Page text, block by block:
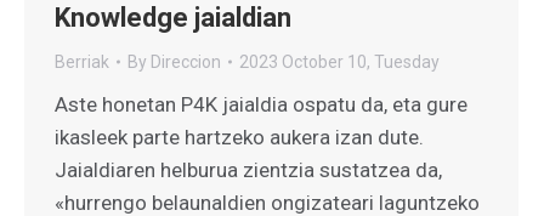
Knowledge jaialdian
Berriak By Direccion 2023 October 10, Tuesday
Aste honetan P4K jaialdia ospatu da, eta gure
ikasleek parte hartzeko aukera izan dute.
Jaialdiaren helburua zientzia sustatzea da,
«hurrengo belaunaldien ongizateari laguntzeko